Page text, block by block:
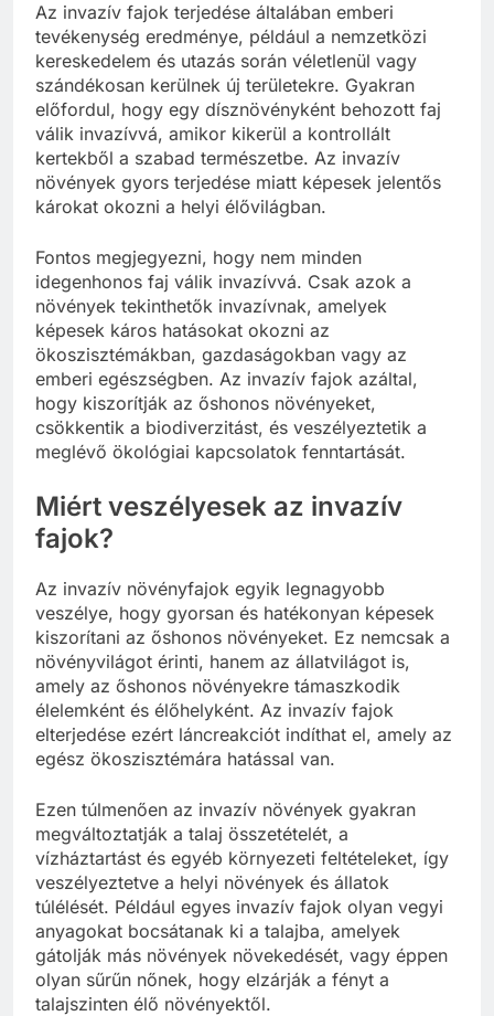
Az invazív fajok terjedése általában emberi
tevékenység eredménye, például a nemzetközi
kereskedelem és utazás során véletlenül vagy
szándékosan kerülnek új területekre. Gyakran
előfordul, hogy egy dísznövényként behozott faj
válik invazívvá, amikor kikerül a kontrollált
kertekből a szabad természetbe. Az invazív
növények gyors terjedése miatt képesek jelentős
károkat okozni a helyi élővilágban.
Fontos megjegyezni, hogy nem minden
idegenhonos faj válik invazívvá. Csak azok a
növények tekinthetők invazívnak, amelyek
képesek káros hatásokat okozni az
ökoszisztémákban, gazdaságokban vagy az
emberi egészségben. Az invazív fajok azáltal,
hogy kiszorítják az őshonos növényeket,
csökkentik a biodiverzitást, és veszélyeztetik a
meglévő ökológiai kapcsolatok fenntartását.
Miért veszélyesek az invazív
fajok?
Az invazív növényfajok egyik legnagyobb
veszélye, hogy gyorsan és hatékonyan képesek
kiszorítani az őshonos növényeket. Ez nemcsak a
növényvilágot érinti, hanem az állatvilágot is,
amely az őshonos növényekre támaszkodik
élelemként és élőhelyként. Az invazív fajok
elterjedése ezért láncreakciót indíthat el, amely az
egész ökoszisztémára hatással van.
Ezen túlmenően az invazív növények gyakran
megváltoztatják a talaj összetételét, a
vízháztartást és egyéb környezeti feltételeket, így
veszélyeztetve a helyi növények és állatok
túlélését. Például egyes invazív fajok olyan vegyi
anyagokat bocsátanak ki a talajba, amelyek
gátolják más növények növekedését, vagy éppen
olyan sűrűn nőnek, hogy elzárják a fényt a
talajszinten élő növényektől.